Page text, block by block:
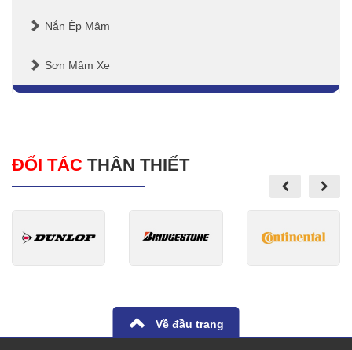
Nắn Ép Mâm
Sơn Mâm Xe
ĐỐI TÁC THÂN THIẾT
Về đầu trang